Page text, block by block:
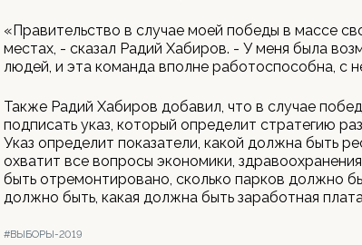
«Правительство в случае моей победы в массе
местах, - сказал Радий Хабиров. - У меня была
людей, и эта команда вполне работоспособна, с
Также Радий Хабиров добавил, что в случае
подписать указ, который определит стратегию
Указ определит показатели, какой должна быть
охватит все вопросы экономики,
быть отремонтировано, сколько парков должно
должно быть, какая должна быть заработная
#ВЫБОРЫ-2019